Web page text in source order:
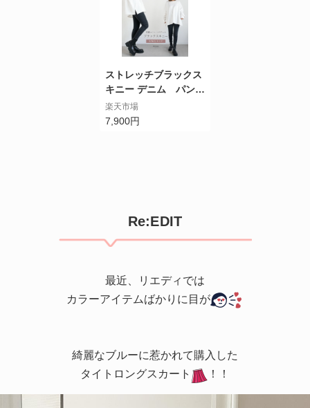
ストレッチブラックス
キニー デニム パンツ
美ライン ストレッチパ
ンツ スミクロ カジュ
楽天市場
7,900円
Re:EDIT
最近、リエディでは
カラーアイテムばかりに目が
綺麗なブルーに惹かれて購入した
タイトロングスカート
！！